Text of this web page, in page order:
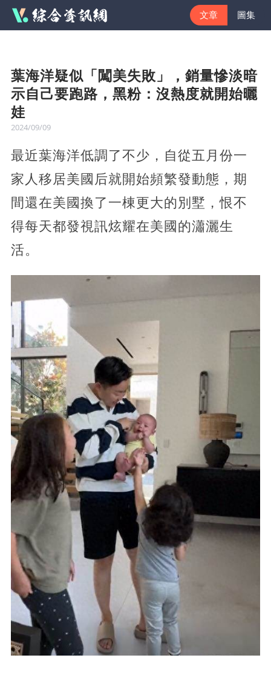
文章 圖集
葉海洋疑似「闖美失敗」，銷量慘淡暗
示自己要跑路，黑粉：沒熱度就開始曬
娃
2024/09/09
最近葉海洋低調了不少，自從五月份一
家人移居美國后就開始頻繁發動態，期
間還在美國換了一棟更大的別墅，恨不
得每天都發視訊炫耀在美國的瀟灑生
活。